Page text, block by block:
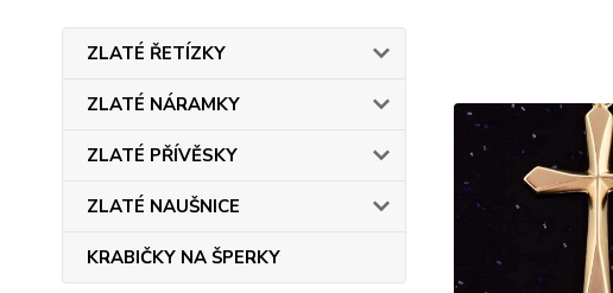
ZLATÉ ŘETÍZKY
ZLATÉ NÁRAMKY
ZLATÉ PŘÍVĚSKY
ZLATÉ NAUŠNICE
KRABIČKY NA ŠPERKY